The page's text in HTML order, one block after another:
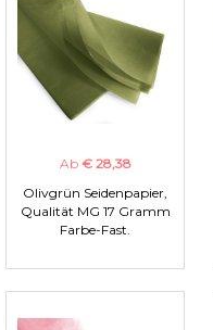
Ab € 28,38
Olivgrün Seidenpapier,
Qualität MG 17 Gramm
Farbe-Fast.